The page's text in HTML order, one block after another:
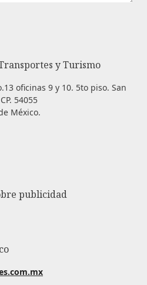
y Turismo
oficinas 9 y 10. 5to piso. San
54055
México.
publicidad